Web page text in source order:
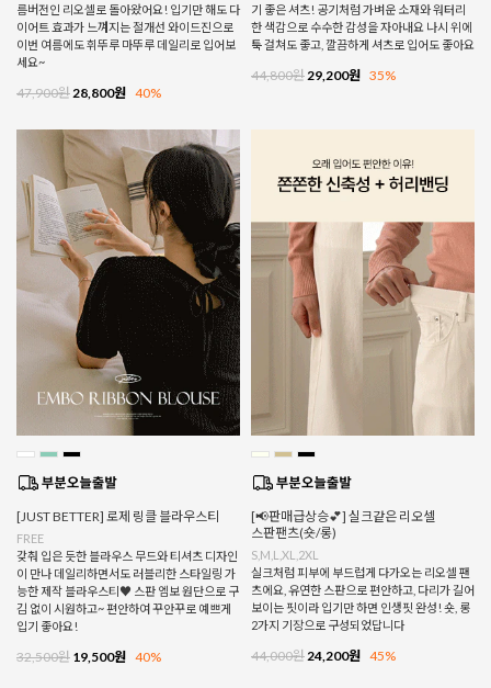
름버전인 리오셀로 돌아왔어요! 입기만 해도 다
이어트 효과가 느껴지는 절개선 와이드진으로
이번 여름에도 휘뚜루 마뚜루 데일리로 입어보
세요~
47,900원 28,800원 40%
기 좋은 셔츠! 공기처럼 가벼운 소재와 워터리
한 색감으로 수수한 감성을 자아내요 나시 위에
툭 걸쳐도 좋고, 깔끔하게 셔츠로 입어도 좋아요
44,800원 29,200원 35%
[JUST BETTER] 로제 링클 블라우스티
FREE
갖춰 입은 듯한 블라우스 무드와 티셔츠 디자인
이 만나 데일리하면서도 러블리한 스타일링 가
능한 제작 블라우스티♥ 스판 엠보 원단으로 구
김 없이 시원하고~ 편안하여 꾸안꾸로 예쁘게
입기 좋아요!
32,500원 19,500원 40%
[📢판매급상승💕] 실크같은 리오셀
스판팬츠(숏/롱)
S,M,L,XL,2XL
실크처럼 피부에 부드럽게 다가오는 리오셀 팬
츠에요, 유연한 스판으로 편안하고, 다리가 길어
보이는 핏이라 입기만 하면 인생핏 완성! 숏, 롱
2가지 기장으로 구성되었답니다
44,000원 24,200원 45%